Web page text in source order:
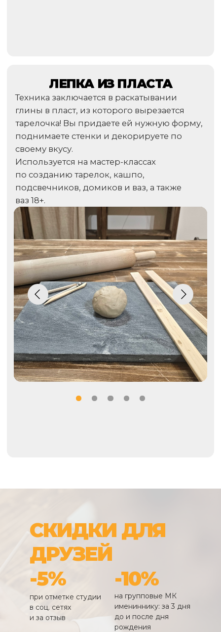
на групповые МК
имениннику: за 3 дня
до и после дня
рождения
-10%
при отметке студии
в соц. сетях
и за отзыв
-5%
СКИДКИ ДЛЯ
ДРУЗЕЙ